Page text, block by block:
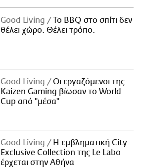
Good Living
Το BBQ στο σπίτι δεν
θέλει χώρο. Θέλει τρόπο.
Good Living
Οι εργαζόμενοι της
Kaizen Gaming βίωσαν το World
Cup από "μέσα"
Good Living
Η εμβληματική City
Exclusive Collection της Le Labo
έρχεται στην Αθήνα